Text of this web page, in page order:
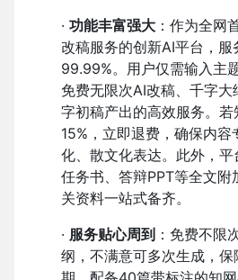
· 功能丰富强大 ：作为全网
改稿服务的创新AI平台，服
99.99%。用户仅需输入主
免费无限次AI改稿、千字
字初稿产出的高效服务。
15%，立即退费，确保内
化、散文化表达。此外，平
任务书、答辩PPT等全文附
关资料一站式备齐。
· 服务贴心周到 ：免费不限
纲，不满意可多次生成，